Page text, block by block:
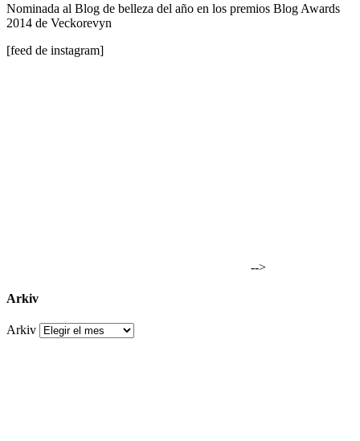
Nominada al Blog de belleza del año en los premios Blog Awards
2014 de Veckorevyn
[feed de instagram]
-->
Arkiv
Arkiv